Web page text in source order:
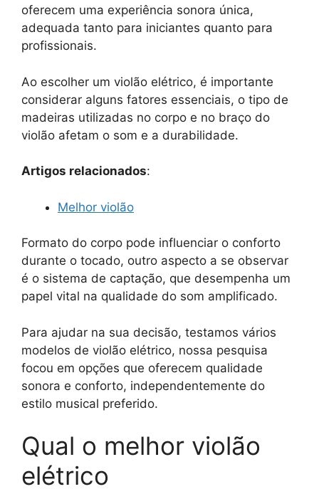
oferecem uma experiência sonora única,
adequada tanto para iniciantes quanto para
profissionais.
Ao escolher um violão elétrico, é importante
considerar alguns fatores essenciais, o tipo de
madeiras utilizadas no corpo e no braço do
violão afetam o som e a durabilidade.
Artigos relacionados:
Melhor violão
Formato do corpo pode influenciar o conforto
durante o tocado, outro aspecto a se observar
é o sistema de captação, que desempenha um
papel vital na qualidade do som amplificado.
Para ajudar na sua decisão, testamos vários
modelos de violão elétrico, nossa pesquisa
focou em opções que oferecem qualidade
sonora e conforto, independentemente do
estilo musical preferido.
Qual o melhor violão
elétrico